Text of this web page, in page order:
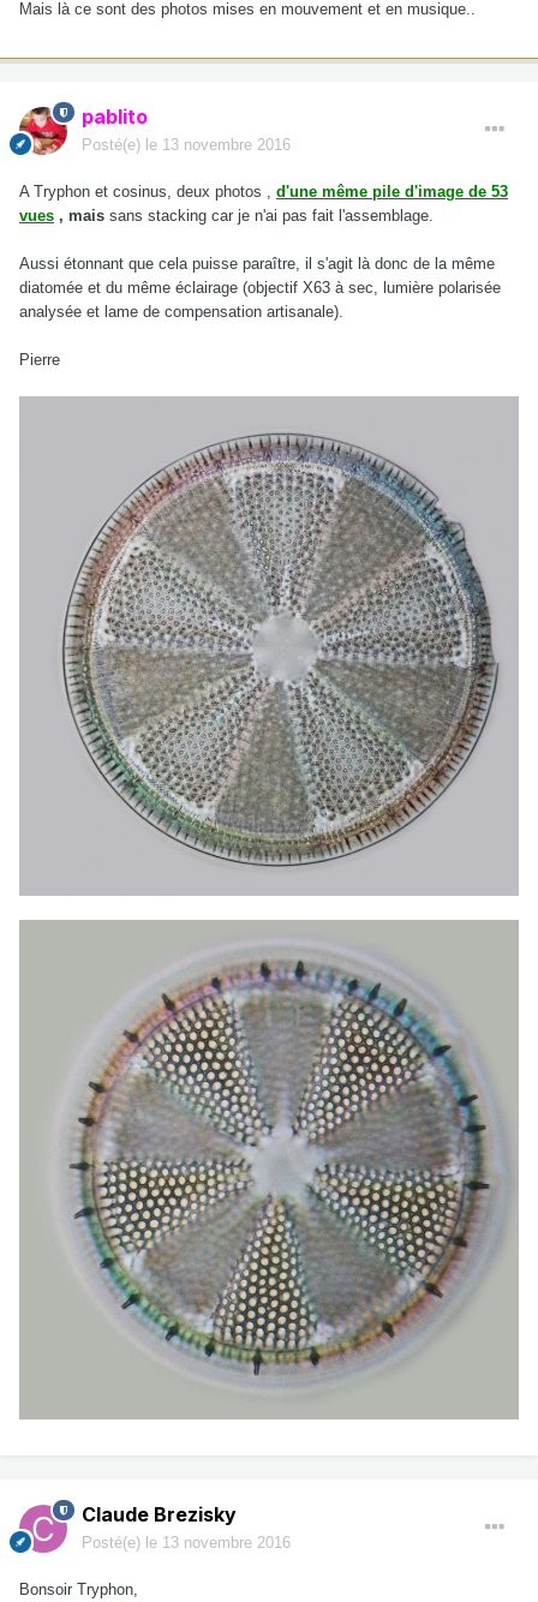
Mais là ce sont des photos mises en mouvement et en musique..
pablito
Posté(e) le 13 novembre 2016
A Tryphon et cosinus, deux photos , d'une même pile d'image de 53
vues , mais sans stacking car je n'ai pas fait l'assemblage.
Aussi étonnant que cela puisse paraître, il s'agit là donc de la même
diatomée et du même éclairage (objectif X63 à sec, lumière polarisée
analysée et lame de compensation artisanale).
Pierre
Claude Brezisky
Posté(e) le 13 novembre 2016
Bonsoir Tryphon,